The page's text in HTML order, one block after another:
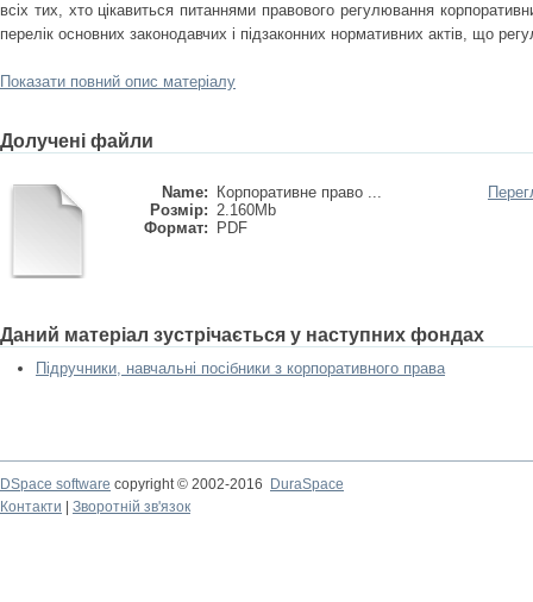
всіх тих, хто цікавиться питаннями правового регулювання
перелік основних законодавчих і підзаконних нормативних актів, що
Показати повний опис матеріалу
Долучені файли
Name:
Корпоративне право ...
Розмір: 2.160Mb
Формат:
PDF
Даний матеріал зустрічається у наступних фондах
Підручники, навчальні посібники з корпоративного права
DSpace software copyright © 2002-2016
DuraSpace
Контакти
Зворотній зв'язок